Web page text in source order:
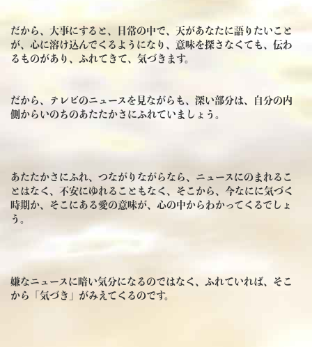
だから、大事にすると、日常の中で、天があなたに語りたいこと
が、心に溶け込んでくるようになり、意味を探さなくても、伝わ
るものがあり、ふれてきて、気づきます。
だから、テレビのニュースを見ながらも、深い部分は、自分の内
側からいのちのあたたかさにふれていましょう。
あたたかさにふれ、つながりながらなら、ニュースにのまれるこ
とはなく、不安にゆれることもなく、そこから、今なにに気づく
時期か、そこにある愛の意味が、心の中からわかってくるでしょ
う。
嫌なニュースに暗い気分になるのではなく、ふれていれば、そこ
から「気づき」がみえてくるのです。